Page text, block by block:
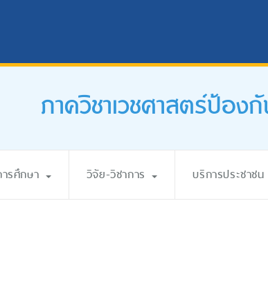
ภาควิชาเวชศาสตร์ป้อง
รศึกษา วิจัย-วิชาการ บริการประชาชน